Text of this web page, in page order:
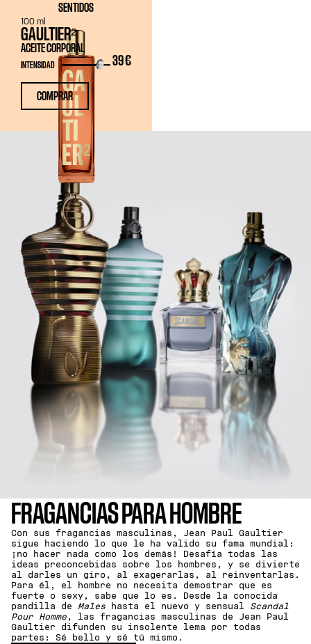
SENTIDOS
GAULTIER²
ACEITE CORPORAL
39 €
INTENSIDAD
100 ml
COMPRAR
FRAGANCIAS PARA HOMBRE
Con sus fragancias masculinas, Jean Paul Gaultier
sigue haciendo lo que le ha valido su fama mundial:
¡no hacer nada como los demás! Desafía todas las
ideas preconcebidas sobre los hombres, y se divierte
al darles un giro, al exagerarlas, al reinventarlas.
Para él, el hombre no necesita demostrar que es
fuerte o sexy, sabe que lo es. Desde la conocida
pandilla de Males hasta el nuevo y sensual Scandal
Pour Homme , las fragancias masculinas de Jean Paul
Gaultier difunden su insolente lema por todas
partes: Sé bello y sé tú mismo.